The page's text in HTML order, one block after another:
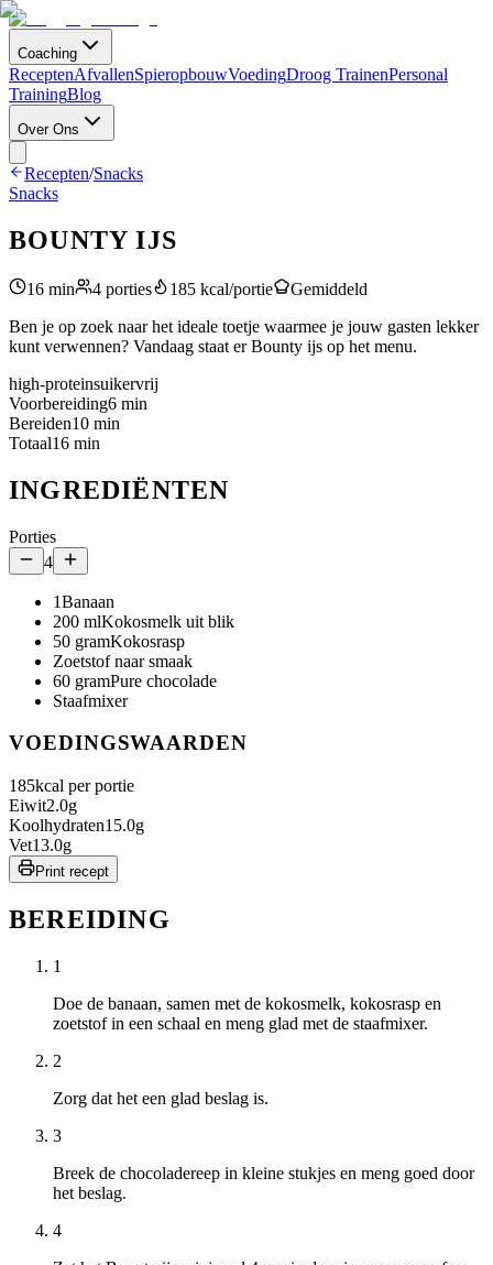
Coaching
ReceptenAfvallenSpieropbouwVoedingDroog TrainenPersonal
TrainingBlog
Over Ons
Recepten/Snacks
Snacks
BOUNTY IJS
16 min 4 porties 185 kcal/portie
Gemiddeld
Ben je op zoek naar het ideale toetje waarmee je jouw gasten lekker
kunt verwennen? Vandaag staat er Bounty ijs op het menu.
high-proteinsuikervrij
Voorbereiding6 min
Bereiden10 min
Totaal16 min
INGREDIËNTEN
Porties
4
1Banaan
200 mlKokosmelk uit blik
50 gramKokosrasp
Zoetstof naar smaak
60 gramPure chocolade
Staafmixer
VOEDINGSWAARDEN
185kcal per portie
Eiwit2.0g
Koolhydraten15.0g
Vet13.0g
Print recept
BEREIDING
1
Doe de banaan, samen met de kokosmelk, kokosrasp en
zoetstof in een schaal en meng glad met de staafmixer.
2
Zorg dat het een glad beslag is.
3
Breek de chocoladereep in kleine stukjes en meng goed door
het beslag.
4